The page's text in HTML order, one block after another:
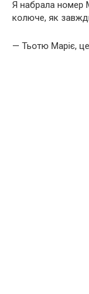
Я набрала номер
колюче, як
— Тьотю Маріє, це